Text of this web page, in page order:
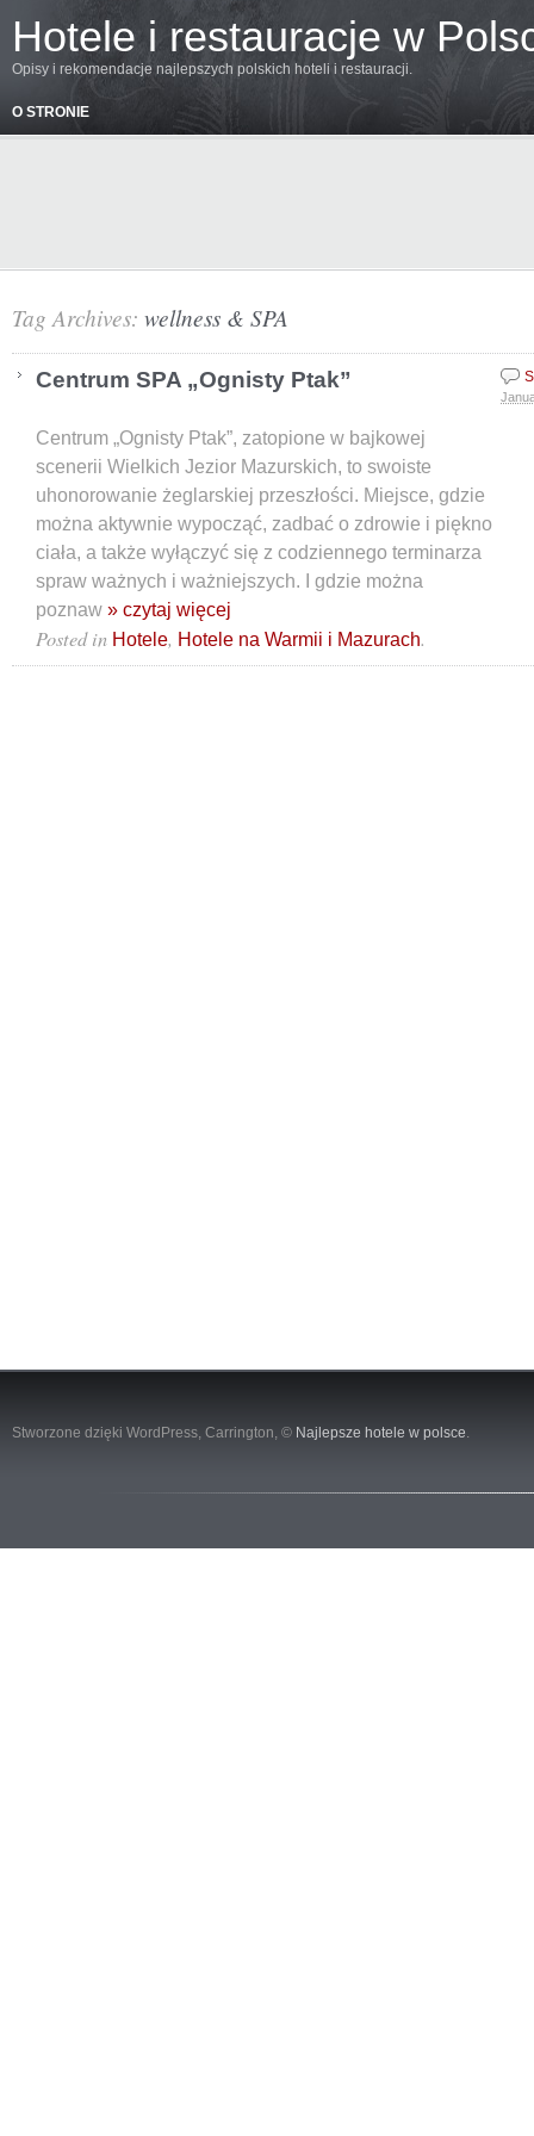
Hotele i restauracje w
Opisy i rekomendacje najlepszych polskich hoteli i restauracji.
O STRONIE
Tag Archives: wellness & SPA
Centrum SPA „Ognisty Ptak”
Centrum „Ognisty Ptak”, zatopione w bajkowej
scenerii Wielkich Jezior Mazurskich, to swoiste
uhonorowanie żeglarskiej przeszłości. Miejsce, gdzie
można aktywnie wypocząć, zadbać o zdrowie i piękno
ciała, a także wyłączyć się z codziennego terminarza
spraw ważnych i ważniejszych. I gdzie można
poznaw » czytaj więcej
Posted in Hotele, Hotele na Warmii i Mazurach.
Stworzone dzięki WordPress, Carrington, © Najlepsze hotele w polsce.